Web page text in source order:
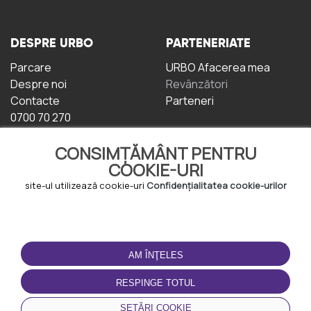
CONSIMȚĂMÂNT PENTRU
COOKIE-URI
site-ul utilizează cookie-uri Confidențialitatea cookie-urilor
AM ÎNŢELES
RESPINGE TOTUL
SETĂRI COOKIE
DESPRE URBO
Parcare
Despre noi
Contacte
0700 70 270
PARTENERIATE
URBO Afacerea mea
Revânzători
Parteneri
TERMENI DE UTILIZARE
Termeni și condiții
Politica de
Confidențialitate
Politica de cookie-uri
DESCĂRCAȚI
APLICAȚIA